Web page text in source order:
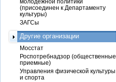
(присоединен к Департаменту
культуры)
ЗАГСы
Другие организации
Мосстат
Роспотребнадзор (общественные
приемные)
Управления физической культуры
и спорта